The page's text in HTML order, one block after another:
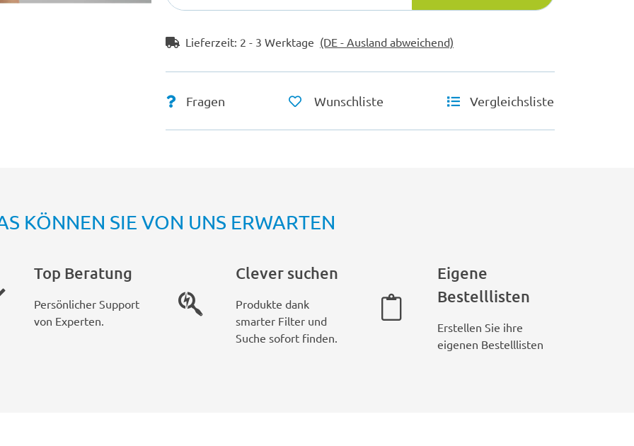
Lieferzeit: 2 - 3 Werktage (DE - Ausland abweichend)
Fragen Wunschliste Vergleichsliste
KÖNNEN SIE VON UNS ERWARTEN
Top Beratung
Persönlicher Support
von Experten.
Clever suchen
Produkte dank
smarter Filter und
Suche sofort finden.
Eigene
Bestelllisten
Erstellen Sie ihre
eigenen Bestelllisten